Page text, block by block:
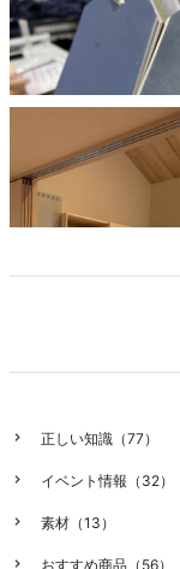
正しい知識（77）
イベント情報（32）
素材（13）
おすすめ商品（56）